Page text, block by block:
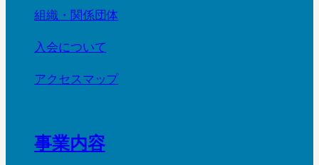
組織・関係団体
入会について
アクセスマップ
事業内容